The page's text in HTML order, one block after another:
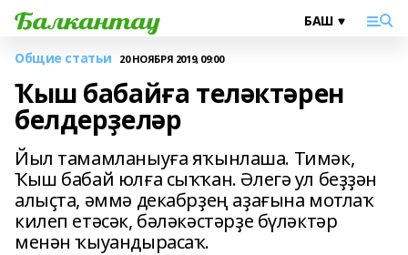
Общие статьи 20 НОЯБРЯ 2019, 09:00
Ҡыш бабайға теләктәрен
белдерҙеләр
Йыл тамамланыуға яҡынлаша. Тимәк,
Ҡыш бабай юлға сыҡҡан. Әлегә ул беҙҙән
алыҫта, әммә декабрҙең аҙағына мотлаҡ
килеп етәсәк, бәләкәстәрҙе бүләктәр
менән ҡыуандырасаҡ.